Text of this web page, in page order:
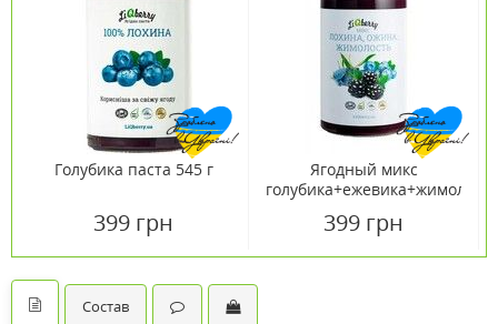
Голубика паста 545 г
399 грн
Ягодный микс
голубика+ежевика+жимолость
399 грн
Состав